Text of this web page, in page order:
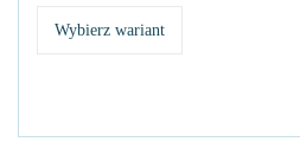
Wybierz wariant